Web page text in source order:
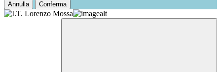
Annulla Conferma